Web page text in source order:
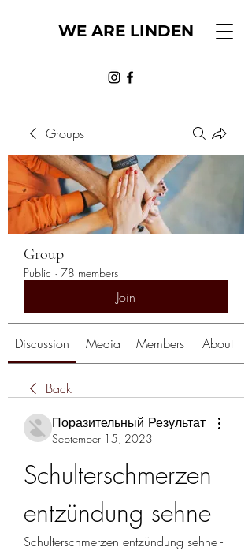
WE ARE LINDEN
Groups
Group
Public · 78 members
Join
Discussion Media Members About
Back
Поразительный Результат
September 15, 2023
Schulterschmerzen
entzündung sehne
Schulterschmerzen entzündung sehne -